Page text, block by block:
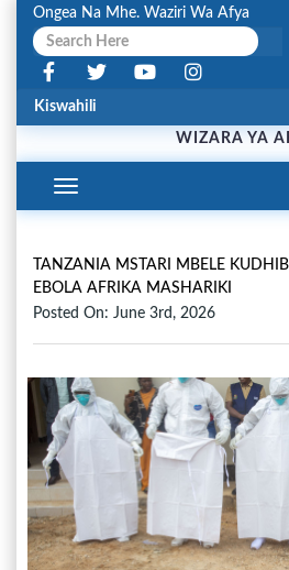
Ongea Na Mhe. Waziri Wa Afya
WIZARA YA
Toggle
Navigation
TANZANIA MSTARI MBELE
EBOLA AFRIKA MASHARIKI
Posted On: June 3rd, 2026